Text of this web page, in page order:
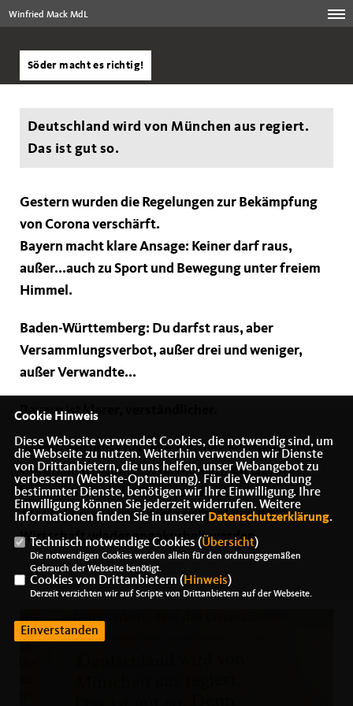
Winfried Mack MdL
Söder macht es richtig!
Deutschland wird von München aus regiert.
Das ist gut so.
Gestern wurden die Regelungen zur Bekämpfung
von Corona verschärft.
Bayern macht klare Ansage: Keiner darf raus,
außer...auch zu Sport und Bewegung unter freiem
Himmel.
Baden-Württemberg: Du darfst raus, aber
Versammlungsverbot, außer drei und weniger,
außer Verwandte...
Bayern ist klarer, verständlicher.
Im übrigen muss bedacht werden: Konsequenter
Gesundheitsschutz ist im Moment die beste
Wirtschaftspolitik. Denn je schneller und besser
der Lockdown wirkt, desto früher kann die
Wirtschaft wieder angekurbelt werden.
Cookie Hinweis
Diese Webseite verwendet Cookies, die notwendig sind, um
die Webseite zu nutzen. Weiterhin verwenden wir Dienste
von Drittanbietern, die uns helfen, unser Webangebot zu
verbessern (Website-Optmierung). Für die Verwendung
bestimmter Dienste, benötigen wir Ihre Einwilligung. Ihre
Einwilligung können Sie jederzeit widerrufen. Weitere
Informationen finden Sie in unserer Datenschutzerklärung.
Technisch notwendige Cookies (Übersicht)
Die notwendigen Cookies werden allein für den ordnungsgemäßen
Gebrauch der Webseite benötigt.
Cookies von Drittanbietern ( Hinweis)
Derzeit verzichten wir auf Scripte von Drittanbietern auf der Webseite.
Einverstanden